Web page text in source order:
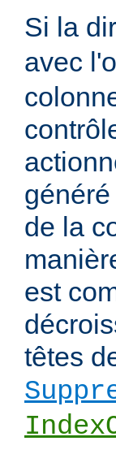
Si la
avec
de la
est
têtes